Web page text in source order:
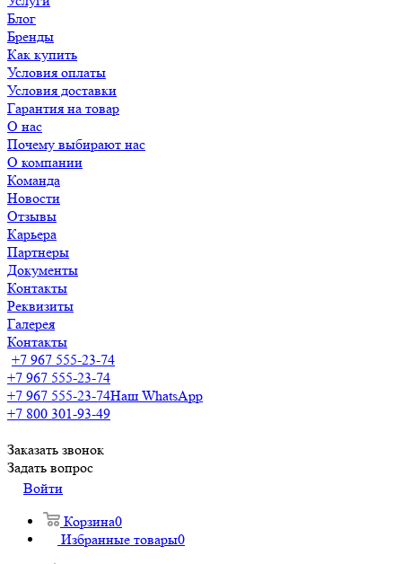
Блог
Бренды
Как купить
Условия оплаты
Условия доставки
Гарантия на товар
О нас
Почему выбирают нас
О компании
Команда
Новости
Отзывы
Карьера
Партнеры
Документы
Контакты
Реквизиты
Галерея
Контакты
+7 967 555-23-74
+7 967 555-23-74
+7 967 555-23-74Наш WhatsApp
+7 800 301-93-49
Заказать звонок
Задать вопрос
Войти
Корзина0
Избранные товары0